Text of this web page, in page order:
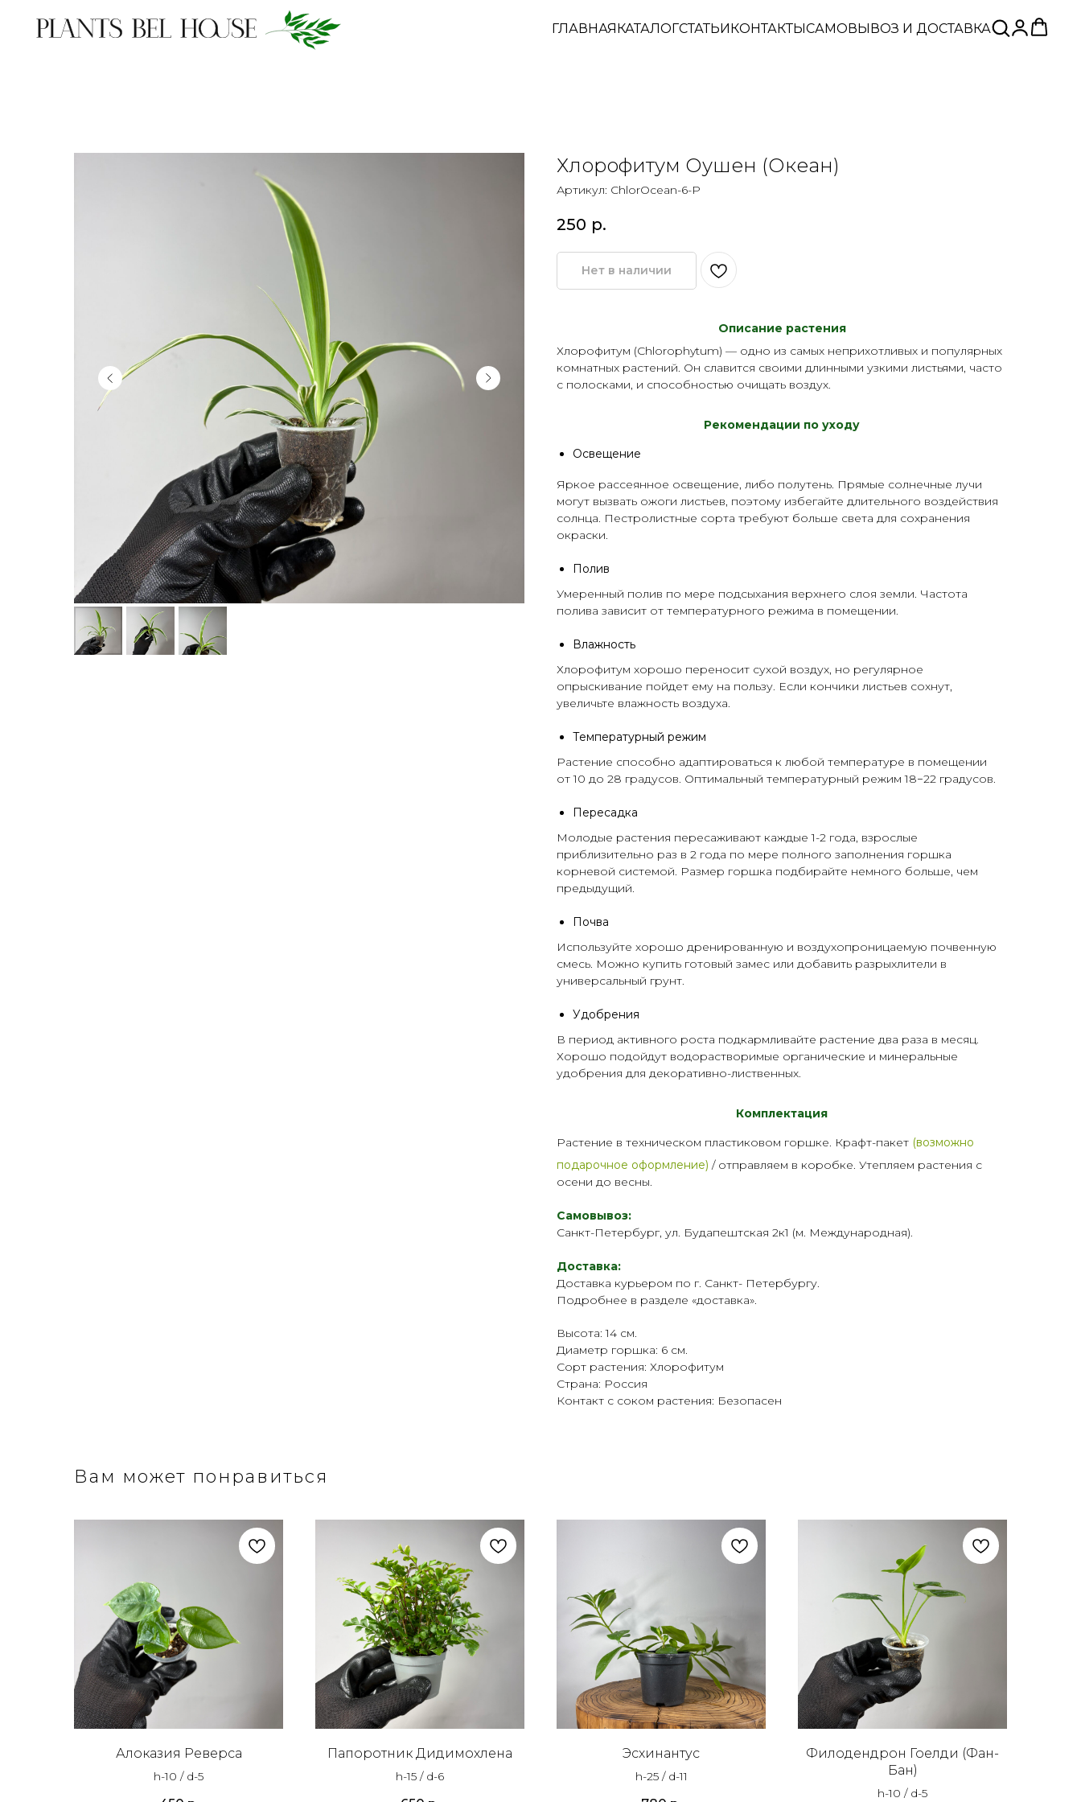
ГЛАВНАЯКАТАЛОГСТАТЬИКОНТАКТЫСАМОВЫВОЗ И ДОСТАВКА
Хлорофитум Оушен (Океан)
Артикул: ChlorOcean-6-P
250 р.
Нет в наличии
Описание растения
Хлорофитум (Chlorophytum) — одно из самых неприхотливых и популярных
комнатных растений. Он славится своими длинными узкими листьями, часто
с полосками, и способностью очищать воздух.
Рекомендации по уходу
Освещение
Яркое рассеянное освещение, либо полутень. Прямые солнечные лучи
могут вызвать ожоги листьев, поэтому избегайте длительного воздействия
солнца. Пестролистные сорта требуют больше света для сохранения
окраски.
Полив
Умеренный полив по мере подсыхания верхнего слоя земли. Частота
полива зависит от температурного режима в помещении.
Влажность
Хлорофитум хорошо переносит сухой воздух, но регулярное
опрыскивание пойдет ему на пользу. Если кончики листьев сохнут,
увеличьте влажность воздуха.
Температурный режим
Растение способно адаптироваться к любой температуре в помещении
от 10 до 28 градусов. Оптимальный температурный режим 18−22 градусов.
Пересадка
Молодые растения пересаживают каждые 1-2 года, взрослые
приблизительно раз в 2 года по мере полного заполнения горшка
корневой системой. Размер горшка подбирайте немного больше, чем
предыдущий.
Почва
Используйте хорошо дренированную и воздухопроницаемую почвенную
смесь. Можно купить готовый замес или добавить разрыхлители в
универсальный грунт
Удобрения
В период активного роста подкармливайте растение два раза в месяц.
Хорошо подойдут водорастворимые органические и минеральные
удобрения для декоративно-лиственных.
Комплектация
Растение в техническом пластиковом горшке. Крафт-пакет (возможно
подарочное оформление) / отправляем в коробке. Утепляем растения с
осени до весны.
Самовывоз:
Санкт-Петербург, ул. Будапештская 2к1 (м. Международная).
Доставка:
Доставка курьером по г. Санкт- Петербургу.
Подробнее в разделе «доставка».
Высота: 14 см.
Диаметр горшка: 6 см.
Сорт растения: Хлорофитум
Страна: Россия
Контакт с соком растения: Безопасен
Вам может понравиться
Алоказия Реверса
h-10 / d-5
Папоротник Дидимохлена
h-15 / d-6
Эсхинантус
h-25 / d-11
Филодендрон Гоелди (Фан-
Бан)
h-10 / d-5